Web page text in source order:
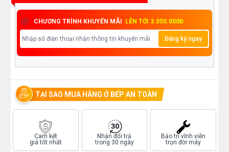
CHƯƠNG TRÌNH KHUYẾN MÃI LÊN TỚI 3.050.000Đ
Đăng ký ngay
TẠI SAO MUA HÀNG Ở BẾP AN TOÀN
Cam kết
giá tốt nhất
Nhận đổi trả
trong 30 ngày
Bảo trì vĩnh viễn
trọn đời máy